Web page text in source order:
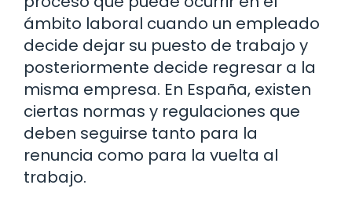
ámbito laboral cuando un empleado
decide dejar su puesto de trabajo y
posteriormente decide regresar a la
misma empresa. En España, existen
ciertas normas y regulaciones que
deben seguirse tanto para la
renuncia como para la vuelta al
trabajo.